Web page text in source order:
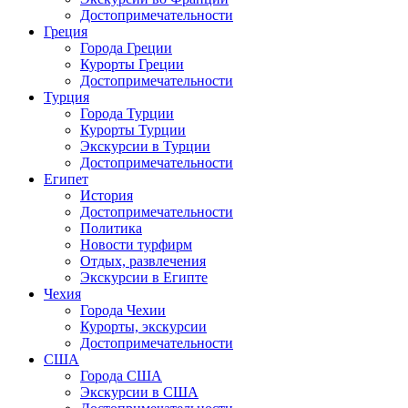
Достопримечательности
Греция
Города Греции
Курорты Греции
Достопримечательности
Турция
Города Турции
Курорты Турции
Экскурсии в Турции
Достопримечательности
Египет
История
Достопримечательности
Политика
Новости турфирм
Отдых, развлечения
Экскурсии в Египте
Чехия
Города Чехии
Курорты, экскурсии
Достопримечательности
США
Города США
Экскурсии в США